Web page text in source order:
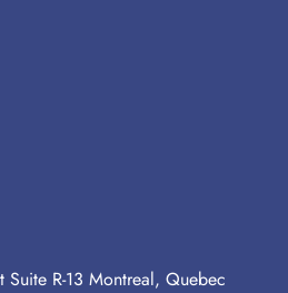
R-13 Montreal, Quebec